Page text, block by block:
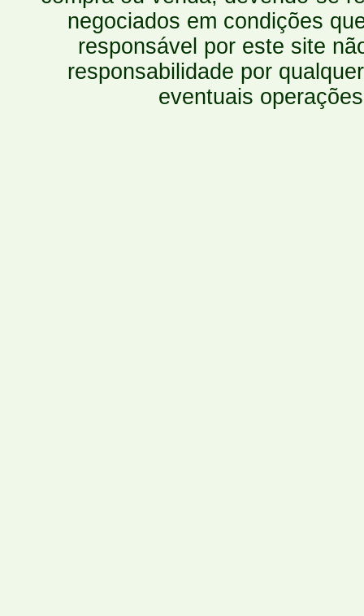
negociados em condições
responsável por este site
responsabilidade por
eventuais